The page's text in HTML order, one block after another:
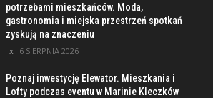
potrzebami mieszkańców. Moda,
gastronomia i miejska przestrzeń spotkań
zyskują na znaczeniu
6 SIERPNIA 2026
Poznaj inwestycję Elewator. Mieszkania i
Lofty podczas eventu w Marinie Kleczków